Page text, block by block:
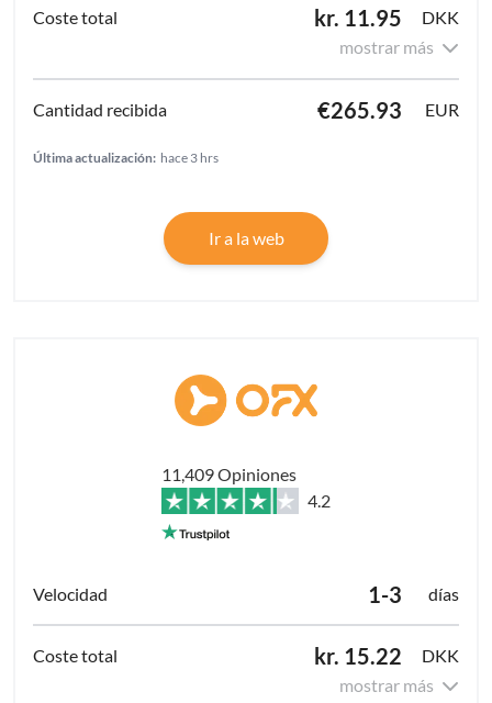
kr. 11.95
DKK
mostrar más
€265.93 EUR
Última actualización: hace 3 hrs
Ir a la web
11,409 Opiniones
4.2
1-3 días
kr. 15.22
DKK
mostrar más